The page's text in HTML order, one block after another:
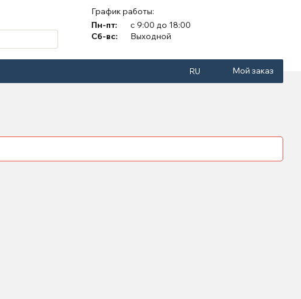
График работы:
Пн-пт:
с 9:00 до 18:00
Сб-вс:
Выходной
RU Мой заказ